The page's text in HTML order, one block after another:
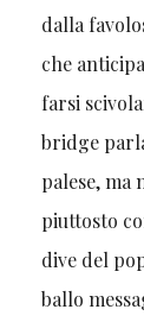
dalla
che
farsi
bridge
palese, ma
piuttosto
dive del
ballo